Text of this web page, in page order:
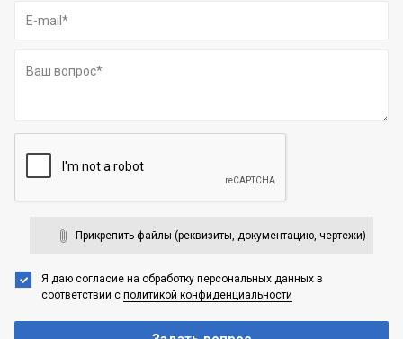
Прикрепить файлы (реквизиты, документацию, чертежи)
Я даю согласие на обработку персональных данных в
соответствии с политикой конфиденциальности